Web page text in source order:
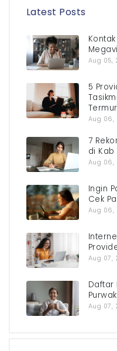
Latest Posts
Aug 05,
5
Aug 06,
7
di
Aug 06,
Ingin
Cek
Aug 06,
Aug 07,
Daftar
Aug 07,